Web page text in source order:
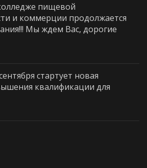
пищевой
и коммерции продолжается
Мы ждем Вас, дорогие
стартует новая
квалификации для